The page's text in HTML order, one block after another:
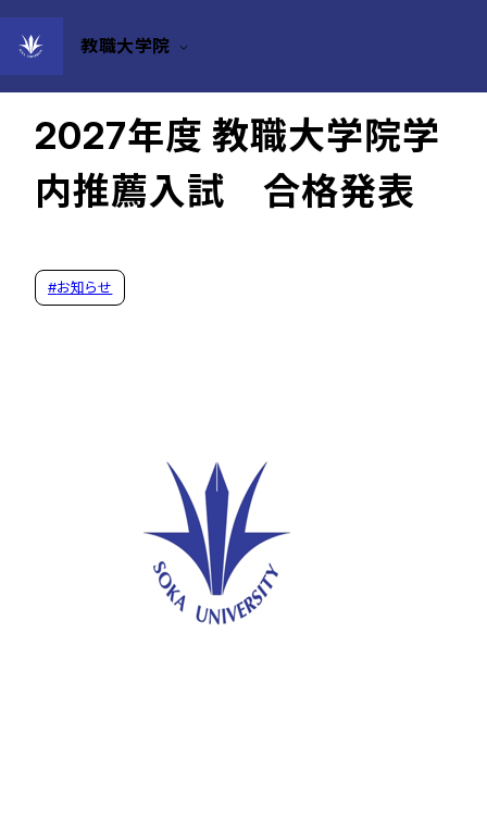
教職大学院
2026年05月22日
2027年度 教職大学院学
内推薦入試 合格発表
#お知らせ